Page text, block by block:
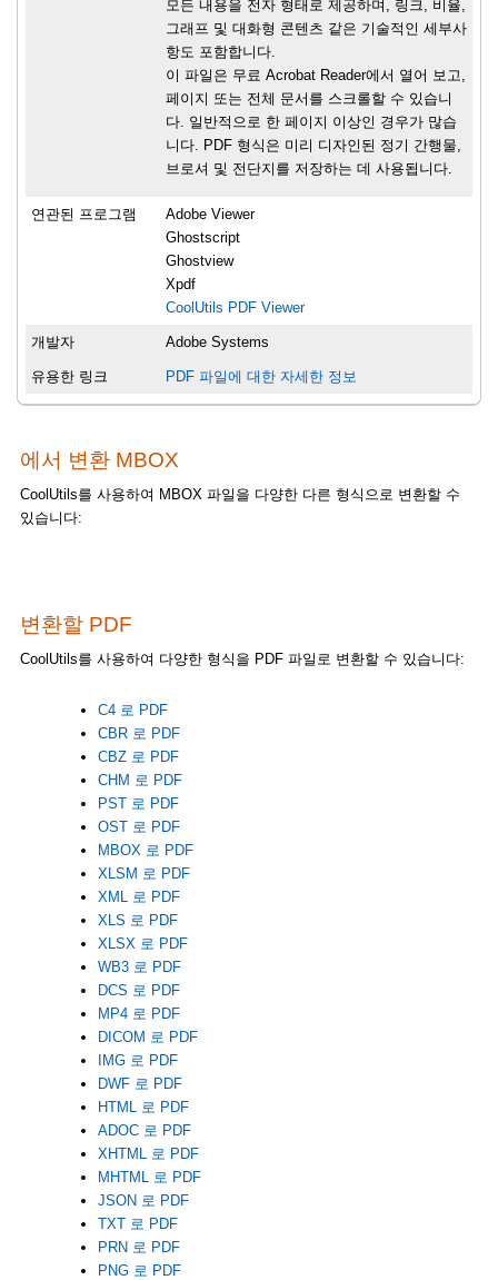
모든 내용을 전자 형태로 제공하며, 링크, 비율,
그래프 및 대화형 콘텐츠 같은 기술적인 세부사
항도 포함합니다.
이 파일은 무료 Acrobat Reader에서 열어 보고,
페이지 또는 전체 문서를 스크롤할 수 있습니
다. 일반적으로 한 페이지 이상인 경우가 많습
니다. PDF 형식은 미리 디자인된 정기 간행물,
브로셔 및 전단지를 저장하는 데 사용됩니다.
연관된 프로그램
Adobe Viewer
Ghostscript
Ghostview
Xpdf
CoolUtils PDF Viewer
개발자 Adobe Systems
유용한 링크 PDF 파일에 대한 자세한 정보
에서 변환 MBOX
CoolUtils를 사용하여 MBOX 파일을 다양한 다른 형식으로 변환할 수
있습니다:
변환할 PDF
CoolUtils를 사용하여 다양한 형식을 PDF 파일로 변환할 수 있습니다:
C4 로 PDF
CBR 로 PDF
CBZ 로 PDF
CHM 로 PDF
PST 로 PDF
OST 로 PDF
MBOX 로 PDF
XLSM 로 PDF
XML 로 PDF
XLS 로 PDF
XLSX 로 PDF
WB3 로 PDF
DCS 로 PDF
MP4 로 PDF
DICOM 로 PDF
IMG 로 PDF
DWF 로 PDF
HTML 로 PDF
ADOC 로 PDF
XHTML 로 PDF
MHTML 로 PDF
JSON 로 PDF
TXT 로 PDF
PRN 로 PDF
PNG 로 PDF